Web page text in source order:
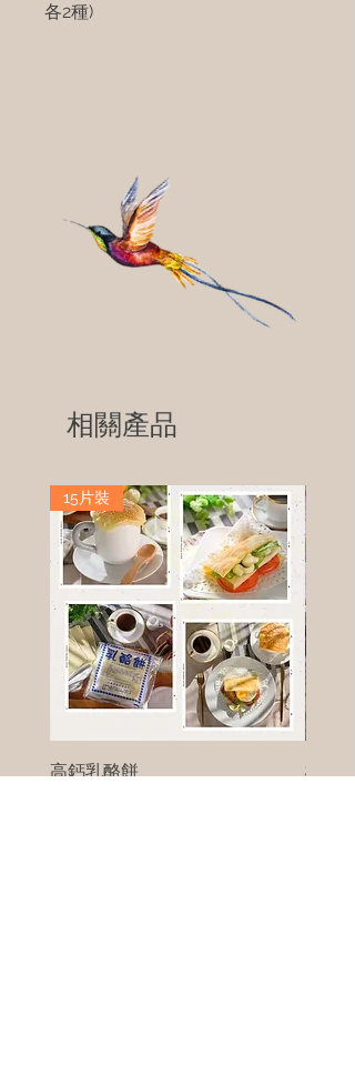
各2種)
相關產品
15片裝
高鈣乳酪餅 樹葡萄